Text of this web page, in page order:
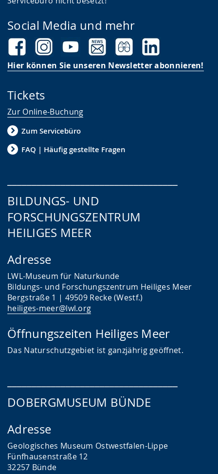
Social Media und mehr
Hier können Sie unseren Newsletter abonnieren!
Tickets
Zur Online-Buchung
Zum Servicebüro
FAQ | Häufig gestellte Fragen
BILDUNGS- UND
FORSCHUNGSZENTRUM
HEILIGES MEER
Adresse
LWL-Museum für Naturkunde
Bildungs- und Forschungszentrum Heiliges Meer
Bergstraße 1 | 49509 Recke (Westf.)
heiliges-meer@lwl.org
Öffnungszeiten Heiliges Meer
Das Naturschutzgebiet ist ganzjährig geöffnet.
DOBERGMUSEUM BÜNDE
Adresse
Geologisches Museum Ostwestfalen-Lippe
Fünfhausenstraße 12
32257 Bünde